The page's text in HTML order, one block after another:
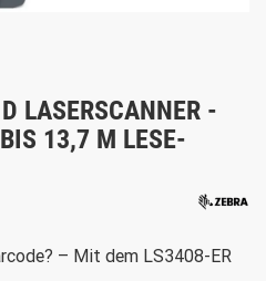
LASERSCANNER -
13,7 M LESE-
– Mit dem LS3408-ER